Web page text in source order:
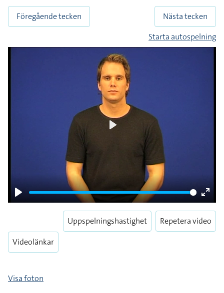
Föregående tecken
Nästa tecken
Starta autospelning
Play
Enter
Videolänkar
Uppspelningshastighet Repetera video
Visa foton